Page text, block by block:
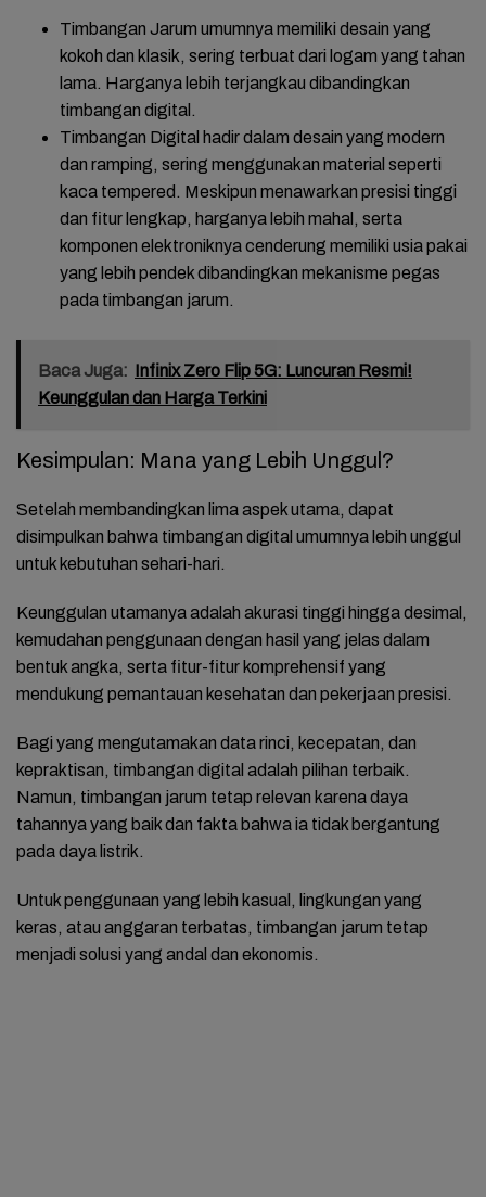
Timbangan Jarum umumnya memiliki desain yang
kokoh dan klasik, sering terbuat dari logam yang tahan
lama. Harganya lebih terjangkau dibandingkan
timbangan digital.
Timbangan Digital hadir dalam desain yang modern
dan ramping, sering menggunakan material seperti
kaca tempered. Meskipun menawarkan presisi tinggi
dan fitur lengkap, harganya lebih mahal, serta
komponen elektroniknya cenderung memiliki usia pakai
yang lebih pendek dibandingkan mekanisme pegas
pada timbangan jarum.
Baca Juga: Infinix Zero Flip 5G: Luncuran Resmi!
Keunggulan dan Harga Terkini
Kesimpulan: Mana yang Lebih Unggul?
Setelah membandingkan lima aspek utama, dapat
disimpulkan bahwa timbangan digital umumnya lebih unggul
untuk kebutuhan sehari-hari.
Keunggulan utamanya adalah akurasi tinggi hingga desimal,
kemudahan penggunaan dengan hasil yang jelas dalam
bentuk angka, serta fitur-fitur komprehensif yang
mendukung pemantauan kesehatan dan pekerjaan presisi.
Bagi yang mengutamakan data rinci, kecepatan, dan
kepraktisan, timbangan digital adalah pilihan terbaik.
Namun, timbangan jarum tetap relevan karena daya
tahannya yang baik dan fakta bahwa ia tidak bergantung
pada daya listrik.
Untuk penggunaan yang lebih kasual, lingkungan yang
keras, atau anggaran terbatas, timbangan jarum tetap
menjadi solusi yang andal dan ekonomis.